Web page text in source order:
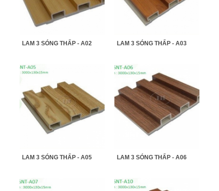
LAM 3 SÓNG THẤP - A02 LAM 3 SÓNG THẤP - A03
LAM 3 SÓNG THẤP - A05 LAM 3 SÓNG THẤP - A06